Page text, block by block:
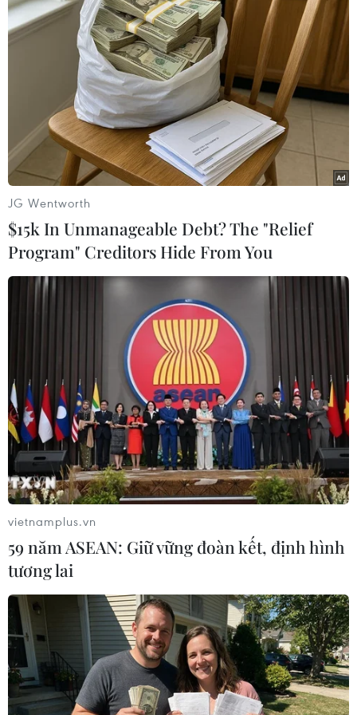
đột phá nào để hướng tới một thỏa thuận mới,
cuộc đàm phán thương mại giữa hai nền kinh tế
lớn nhất thế giới vẫn diễn ra tốt đẹp trong ngày
hôm qua với phản hồi tích cực từ cả hai phía.
Phía Mỹ cho biết Tổng thống Trump vẫn chưa
đưa ra quyết định liệu có cho phép kéo dài hiệu
lực của thỏa thuận thương mại tạm thời mà hai
nước đạt được vào tháng 6 tại Vương quốc Anh
hay mức thuế ba chữ số sẽ quay trở lại. Tuy vậy,
Bộ trưởng Bessent vẫn nhấn mạnh rằng ông
Trump có mong muốn kéo dài hiệu lực của thỏa
thuận “đình chiến” với Trung Quốc.
Trong khi đó, Trung Quốc đề cao sự hợp tác giữa
hai nước. Đại diện đàm phán thương mại quốc
tế của Bộ Thương mại Trung Quốc, ông Lý
Thành Cương, cho biết hai nước vẫn sẽ tiếp tục
đàm phán và củng cố mối quan hệ thương mại
giữa hai bên. Sự lạc quan trong quan hệ thương
mại giữa Mỹ với những đối tác thương mại lớn
như Trung Quốc hay Liên minh châu Âu (EU)
cũng là một tác nhân lớn thúc đẩy đà tăng giá
dầu.
JG Wentworth
$15k In Unmanageable Debt? The "Relief
Program" Creditors Hide From You
vietnamplus.vn
59 năm ASEAN: Giữ vững đoàn kết, định hình
tương lai